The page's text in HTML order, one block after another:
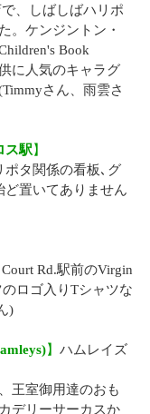
、しばしばハリポ
。ケンジントン・
Book
に人気のキャラグ
さん、雨雲さ
ス駅 】
ポタ関係の看板､グ
ど置いてありません
Rd.駅前のVirgin
ロゴ入りTシャツな
)
】 ハムレイズ
王室御用達のおも
デリーサーカスか